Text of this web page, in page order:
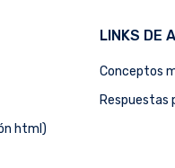
html)
LINKS DE
Conceptos
Respuestas